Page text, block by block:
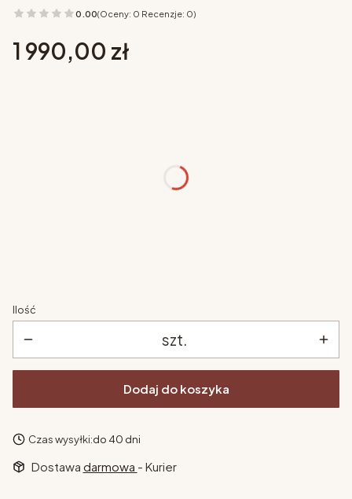
0.00(Oceny: 0 Recenzje: 0)
Cena
1 990,00 zł
Ilość
szt.
Dodaj do koszyka
Czas wysyłki:do 40 dni
Dostawa darmowa - Kurier